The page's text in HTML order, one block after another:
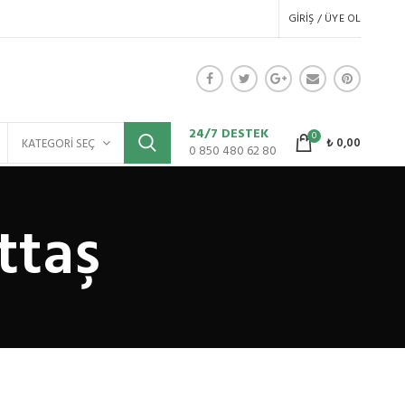
GIRIŞ / ÜYE OL
KATEGORI SEÇ
24/7 DESTEK
0 850 480 62 80
0 ₺0,00